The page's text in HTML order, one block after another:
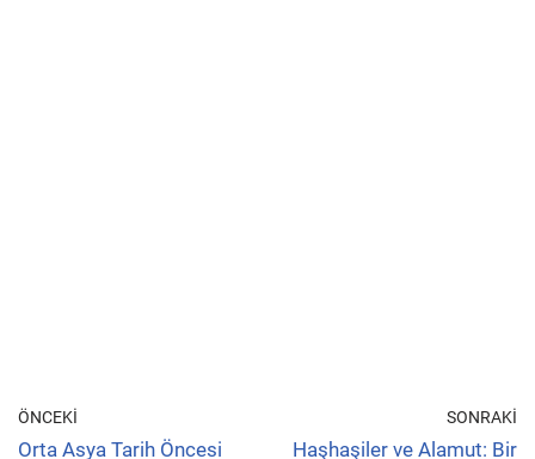
ÖNCEKI
Orta Asya Tarih Öncesi
SONRAKI
Haşhaşiler ve Alamut: Bir